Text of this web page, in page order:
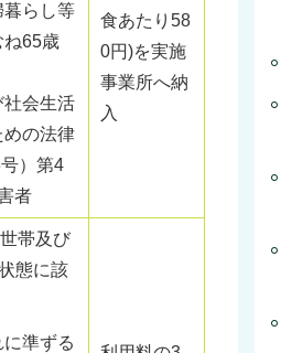
暮らし等
ね65歳
社会生活
めの法律
）第4
者
食あたり58
0円)を実施
事業所へ納
入
帯及び
態に該
準ずる